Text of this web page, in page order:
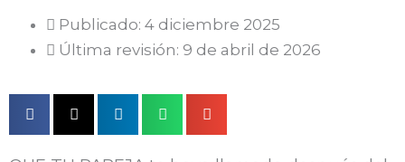
Publicado: 4 diciembre 2025
Última revisión: 9 de abril de 2026